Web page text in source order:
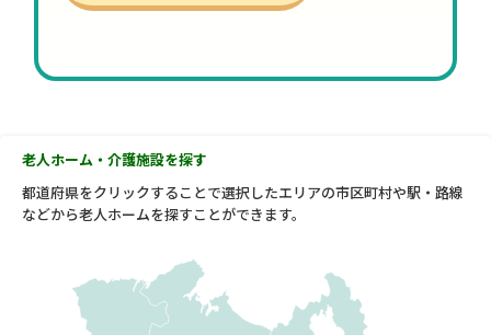
老人ホーム・介護施設を探す
都道府県をクリックすることで選択したエリアの市区町村や駅・路線
などから老人ホームを探すことができます。